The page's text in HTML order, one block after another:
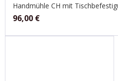
Handmühle CH mit
96,00 €